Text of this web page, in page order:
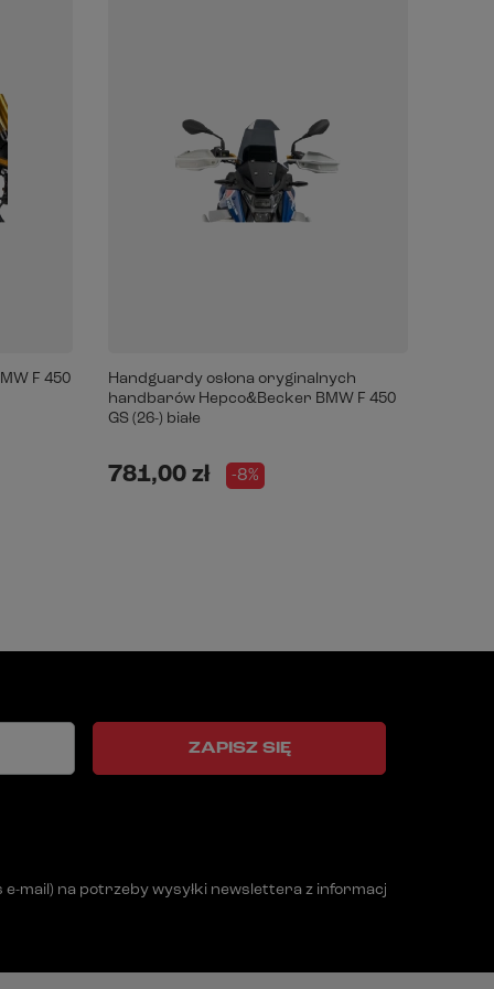
F 450
Handguardy osłona oryginalnych
handbarów Hepco&Becker BMW F 450
GS (26-) białe
781,00 zł -8%
mail) na potrzeby wysyłki newslettera z informacją handlową
ZAPISZ SIĘ